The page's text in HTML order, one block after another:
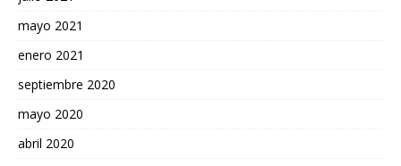
mayo 2021
enero 2021
septiembre 2020
mayo 2020
abril 2020